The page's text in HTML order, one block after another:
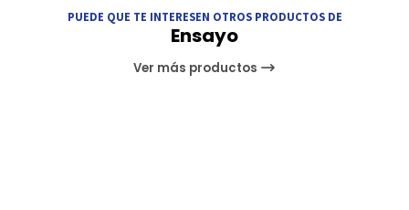
PUEDE QUE TE INTERESEN OTROS PRODUCTOS DE
Ensayo
Ver más productos